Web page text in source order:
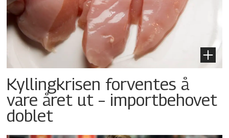
Kyllingkrisen forventes å
vare året ut – importbehovet
doblet